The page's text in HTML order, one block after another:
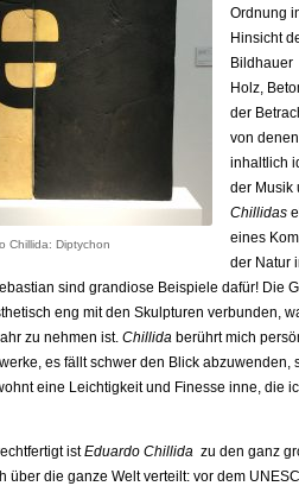
Chillida: Diptychon
Ordnung
Hinsicht
Bildhauer
Holz,
der
von
inhaltlich
der Musik
Chillidas
eines
der Natur
sind grandiose Beispiele dafür! Die
eng mit den Skulpturen verbunden,
zu nehmen ist. Chillida berührt mich
es fällt schwer den Blick
eine Leichtigkeit und Finesse inne, die
istEduardo Chillida zu den ganz
über die ganze Welt verteilt: vor dem